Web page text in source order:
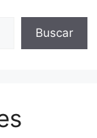
Buscar